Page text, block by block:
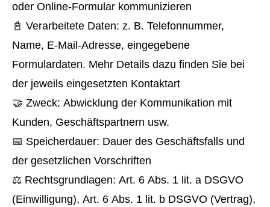
oder Online-Formular kommunizieren
📓 Verarbeitete Daten: z. B. Telefonnummer,
Name, E-Mail-Adresse, eingegebene
Formulardaten. Mehr Details dazu finden Sie bei
der jeweils eingesetzten Kontaktart
🤝 Zweck: Abwicklung der Kommunikation mit
Kunden, Geschäftspartnern usw.
📅 Speicherdauer: Dauer des Geschäftsfalls und
der gesetzlichen Vorschriften
⚖️ Rechtsgrundlagen: Art. 6 Abs. 1 lit. a DSGVO
(Einwilligung), Art. 6 Abs. 1 lit. b DSGVO (Vertrag),